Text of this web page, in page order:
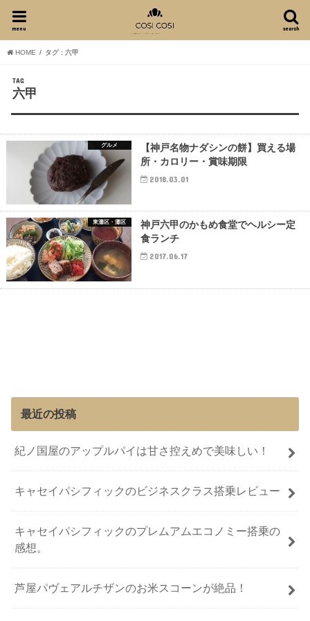
search
menu
HOME タグ : 六甲
TAG
六甲
グルメ
【神戸名物ナダシンの餅】買える場
所・カロリー・賞味期限
2018.03.01
東灘区・灘区
神戸六甲のかもめ食堂でヘルシー定
食ランチ
2017.06.17
最近の投稿
紀ノ国屋のアップルパイは甘さ控えめで美味しい！
キャセイパシフィックのビジネスクラス搭乗レビュー
キャセイパシフィックのプレムアムエコノミー搭乗の
感想。
芦屋パヴェアルチザンのお米スコーンが絶品！